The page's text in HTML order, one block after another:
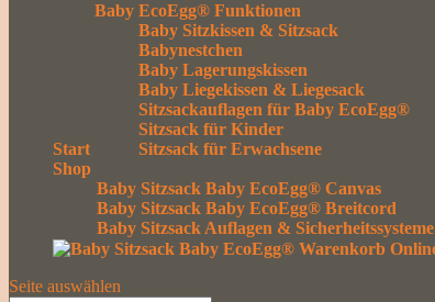
Start
Baby EcoEgg® Funktionen
Baby Sitzkissen & Sitzsack
Babynestchen
Baby Lagerungskissen
Baby Liegekissen & Liegesack
Sitzsackauflagen für Baby EcoEgg®
Sitzsack für Kinder
Sitzsack für Erwachsene
Shop
Baby Sitzsack Baby EcoEgg® Canvas
Baby Sitzsack Baby EcoEgg® Breitcord
Baby Sitzsack Auflagen & Sicherheitssysteme
Seite auswählen